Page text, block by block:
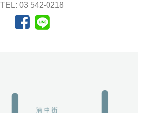
TEL: 03 542-0218